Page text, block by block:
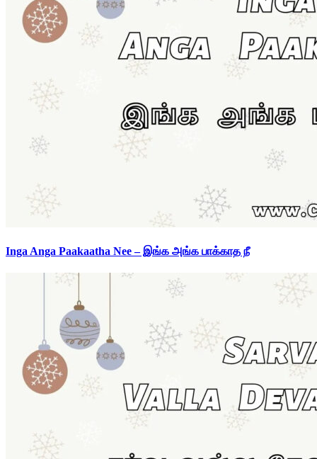
Inga Anga Paakaatha Nee – இங்க அங்க பாக்காத நீ